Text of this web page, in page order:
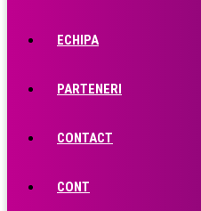
ECHIPA
PARTENERI
CONTACT
CONT